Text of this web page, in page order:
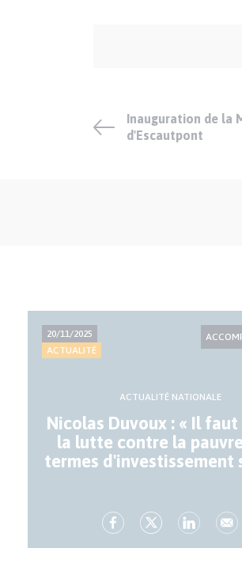
Inauguration de la
d'Escautpont
20/11/2025
ACTUALITÉ
ACTUALITÉ NATIONALE
Nicolas Duvoux : « Il faut
la lutte contre la
termes d'investissement